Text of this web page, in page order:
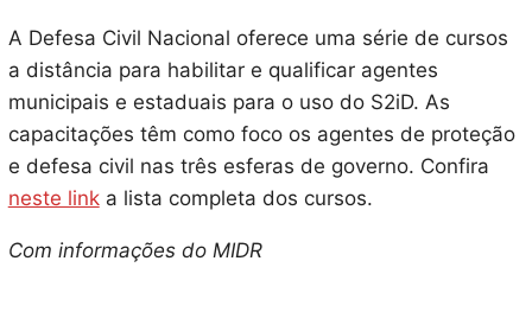
A Defesa Civil Nacional oferece uma série de cursos
a distância para habilitar e qualificar agentes
municipais e estaduais para o uso do S2iD. As
capacitações têm como foco os agentes de proteção
e defesa civil nas três esferas de governo. Confira
neste linka lista completa dos cursos.
Com informações do MIDR